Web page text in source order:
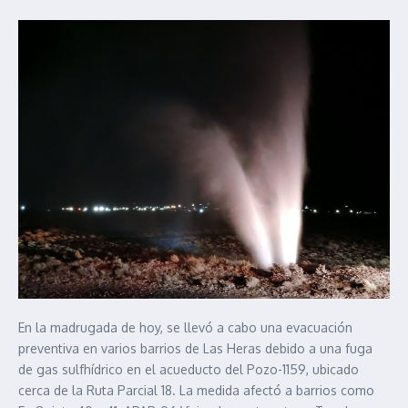
En la madrugada de hoy, se llevó a cabo una evacuación
preventiva en varios barrios de Las Heras debido a una fuga
de gas sulfhídrico en el acueducto del Pozo-1159, ubicado
cerca de la Ruta Parcial 18. La medida afectó a barrios como